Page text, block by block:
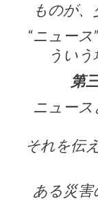
ものが、
“ニュー
うい
第
ニュース
それを伝
ある災害